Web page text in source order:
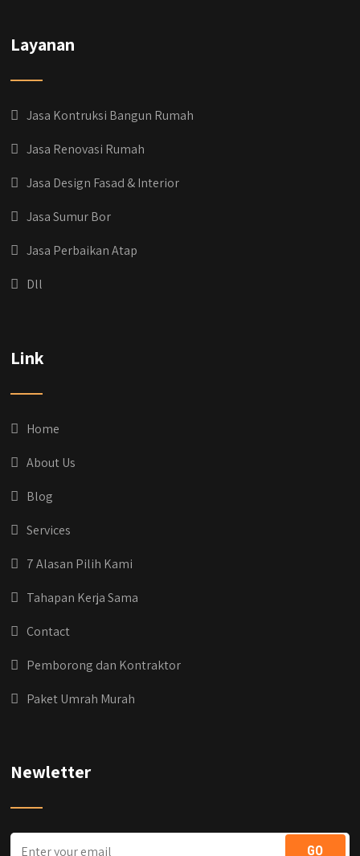
Layanan
Jasa Kontruksi Bangun Rumah
Jasa Renovasi Rumah
Jasa Design Fasad & Interior
Jasa Sumur Bor
Jasa Perbaikan Atap
Dll
Link
Home
About Us
Blog
Services
7 Alasan Pilih Kami
Tahapan Kerja Sama
Contact
Pemborong dan Kontraktor
Paket Umrah Murah
Newletter